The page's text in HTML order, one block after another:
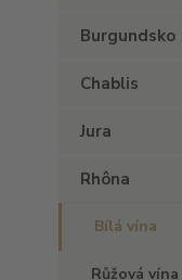
Burgundsko
Chablis
Jura
Rhôna
Bílá vína
Růžová vína